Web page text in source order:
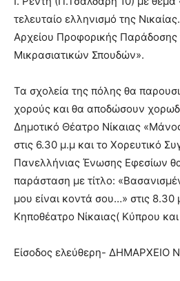
τελευταίο ελληνισμό της
Αρχείου Προφορικής Παράδοσης
Μικρασιατικών Σπουδών».
Τα σχολεία της πόλης θα
χορούς και θα αποδώσουν
Δημοτικό Θέατρο Νίκαιας
στις 6.30 μ.μ και το Χορευτικό
Πανελλήνιας Ένωσης Εφεσίων
παράσταση με τίτλο:
μου είναι κοντά σου…» στις 8.30
Κηποθέατρο Νίκαιας( Κύπρου
Είσοδος ελεύθερη- ΔΗΜΑΡΧΕΙΟ